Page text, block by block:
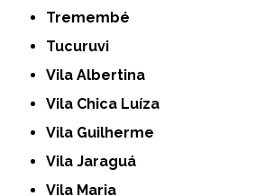
Tremembé
Tucuruvi
Vila Albertina
Vila Chica Luíza
Vila Guilherme
Vila Jaraguá
Vila Maria